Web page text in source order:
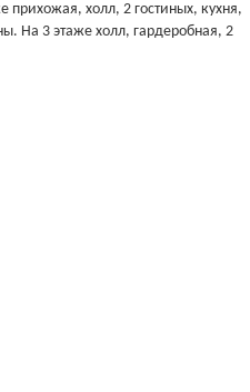
холл, 2 гостиных, кухня,
На 3 этаже холл, гардеробная, 2